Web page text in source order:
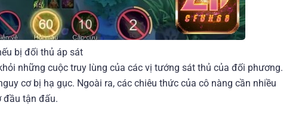
bị đối thủ áp sát
những cuộc truy lùng của các vị tướng sát thủ của đối phương.
cơ bị hạ gục. Ngoài ra, các chiêu thức của cô nàng cần nhiều
đầu tận đấu.